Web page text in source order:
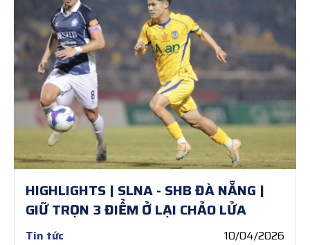
HIGHLIGHTS | SLNA - SHB ĐÀ NẴNG |
GIỮ TRỌN 3 ĐIỂM Ở LẠI CHẢO LỬA
Tin tức 10/04/2026